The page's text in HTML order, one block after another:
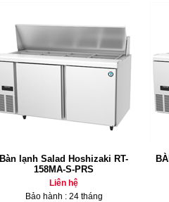
Bàn lạnh Salad Hoshizaki RT-
158MA-S-PRS
Liên hệ
Bảo hành : 24 tháng